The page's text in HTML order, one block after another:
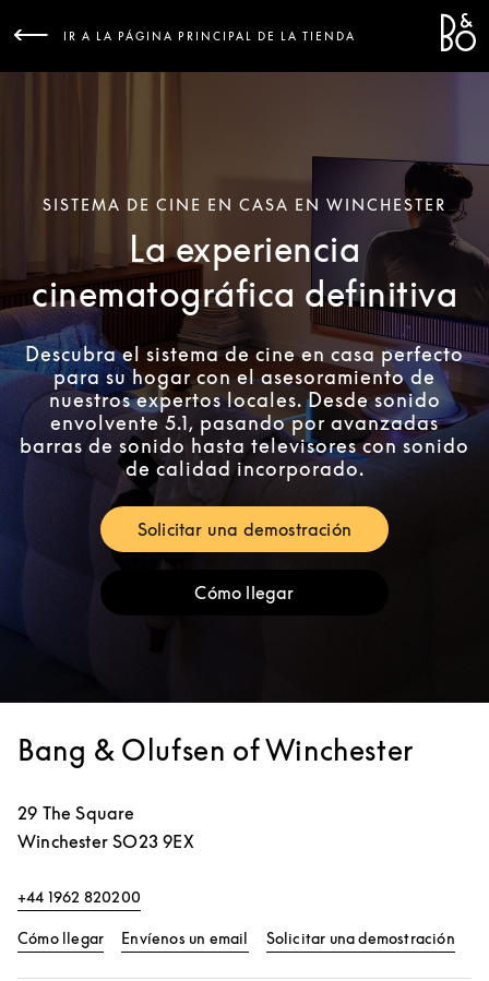
IR A LA PÁGINA PRINCIPAL DE LA TIENDA
SISTEMA DE CINE EN CASA EN WINCHESTER
La experiencia
cinematográfica definitiva
Descubra el sistema de cine en casa perfecto
para su hogar con el asesoramiento de
nuestros expertos locales. Desde sonido
envolvente 5.1, pasando por avanzadas
barras de sonido hasta televisores con sonido
de calidad incorporado.
Solicitar una demostración
Link Opens in New Tab
Cómo llegarLink Opens in New Tab
Bang & Olufsen of Winchester
29 The Square
Winchester SO23 9EX
+44 1962 820200
Cómo llegarLink Opens in New Tab
Envíenos un email Solicitar una demostración